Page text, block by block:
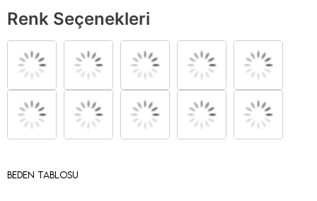
Renk Seçenekleri
Beden Tablosu